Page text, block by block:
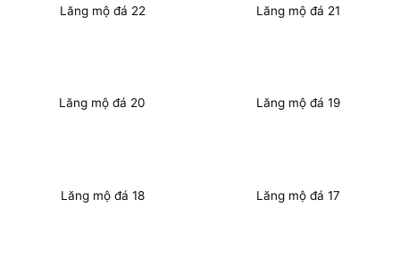
Lăng mộ đá 22 Lăng mộ đá 21
Lăng mộ đá 20 Lăng mộ đá 19
Lăng mộ đá 18 Lăng mộ đá 17